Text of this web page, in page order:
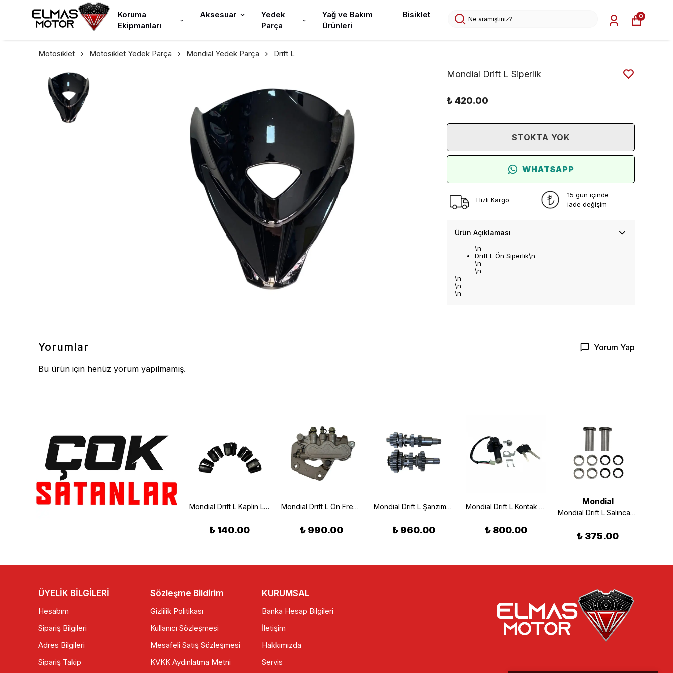
Koruma
Ekipmanları
Aksesuar
Yedek
Parça
Yağ ve Bakım
Ürünleri
Bisiklet 0
Motosiklet Motosiklet Yedek Parça Mondial Yedek Parça Drift L
Mondial Drift L Siperlik
₺ 420.00
STOKTA YOK
WHATSAPP
Hızlı Kargo
15 gün içinde
iade değişim
Ürün Açıklaması
\n
Drift L Ön Siperlik\n
\n
\n
\n
\n
\n
Yorumlar Yorum Yap
Bu ürün için henüz yorum yapılmamış.
Mondial Drift L Manifold Orjinal Yeson
Mondial
Mondial Drift L Kaplin Lastiği Takımı
₺ 140.00
Mondial Drift L Ön Fren Merkezi Alt
₺ 990.00
Mondial Drift L Şanzıman Komple
₺ 960.00
Mondial Drift L Kontak Seti Komple
₺ 800.00
Mondial
Mondial Drift L Salıncak Burcu Set
₺ 375.00
ÜYELİK BİLGİLERİ
Hesabım
Sipariş Bilgileri
Adres Bilgileri
Sipariş Takip
Sözleşme Bildirim
Gizlilik Politikası
Kullanıcı Sözleşmesi
Mesafeli Satış Sözleşmesi
KVKK Aydınlatma Metni
KURUMSAL
Banka Hesap Bilgileri
İletişim
Hakkımızda
Servis